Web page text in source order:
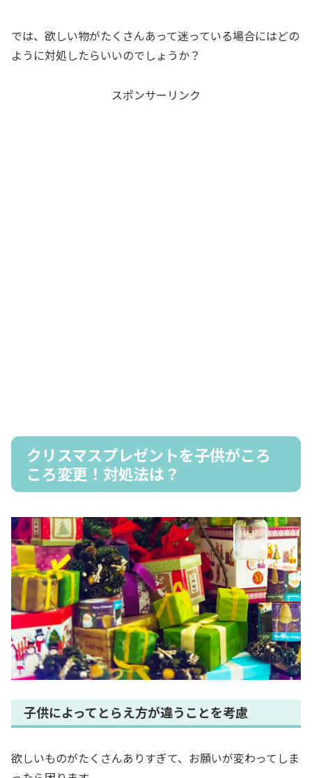
では、欲しい物がたくさんあって迷っている場合にはどの
ように対処したらいいのでしょうか？
スポンサーリンク
クリスマスプレゼントを子供がころ
ころ変更！対処法は？
子供によってとらえ方が違うことを考慮
欲しいものがたくさんありすぎて、お願いが変わってしま